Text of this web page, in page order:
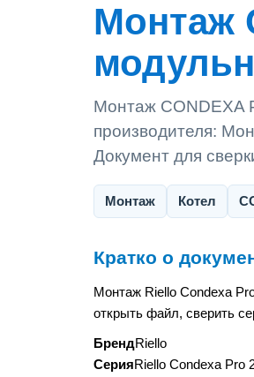
Монтаж
Монтаж CONDEXA
производителя:
Документ для
Монтаж Котел
Кратко о
Монтаж Riello Condexa
открыть файл, сверить
БрендRiello
СерияRiello Condexa Pro